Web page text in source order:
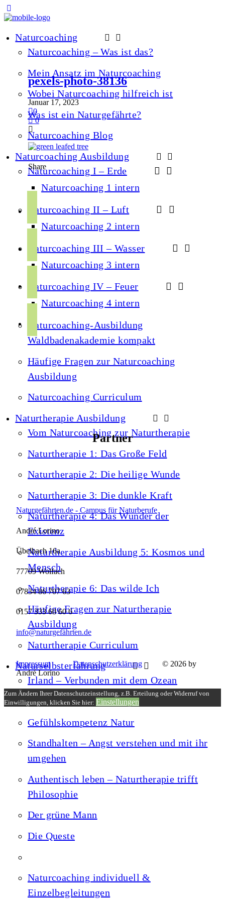
Naturcoaching
Naturcoaching – Was ist das?
Mein Ansatz im Naturcoaching
Wobei Naturcoaching hilfreich ist
Was ist ein Naturgefährte?
Naturcoaching Blog
Naturcoaching Ausbildung
Naturcoaching I – Erde
Naturcoaching 1 intern
Naturcoaching II – Luft
Naturcoaching 2 intern
Naturcoaching III – Wasser
Naturcoaching 3 intern
Naturcoaching IV – Feuer
Naturcoaching 4 intern
Naturcoaching-Ausbildung
Waldbadenakademie kompakt
Häufige Fragen zur Naturcoaching
Ausbildung
Naturcoaching Curriculum
Naturtherapie Ausbildung
Vom Naturcoaching zur Naturtherapie
Naturtherapie 1: Das Große Feld
Naturtherapie 2: Die heilige Wunde
Naturtherapie 3: Die dunkle Kraft
Naturtherapie 4: Das Wunder der
Existenz
Naturtherapie Ausbildung 5: Kosmos und
Mensch
Naturtherapie 6: Das wilde Ich
Häufige Fragen zur Naturtherapie
Ausbildung
Naturtherapie Curriculum
Naturselbsterfahrung
Irland – Verbunden mit dem Ozean
Gefühlskompetenz Natur
Standhalten – Angst verstehen und mit ihr
umgehen
Authentisch leben – Naturtherapie trifft
Philosophie
Der grüne Mann
Die Queste
Naturcoaching individuell &
Einzelbegleitungen
pexels-photo-38136
Januar 17, 2023
0
0
Share
c
o
k
s
g
a
m
u
b
e
o
i
f
y
Partner
Naturgefährten.de - Campus für Naturberufe
André Lorino
Übelbach 16a
77709 Wolfach
07834 86 707 63
0157 333 60 60 6
info@naturgefährten.de
Impressum Datenschutzerklärung © 2026 by
André Lorino
Zum Ändern Ihrer Datenschutzeinstellung, z.B. Erteilung oder Widerruf von
Einwilligungen, klicken Sie hier: Einstellungen